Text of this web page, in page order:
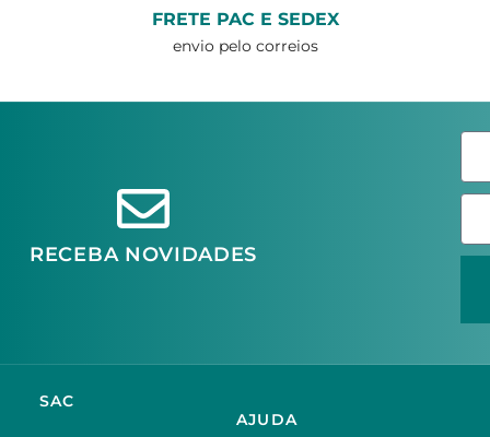
FRETE PAC E SEDEX
envio pelo correios
RECEBA NOVIDADES
SAC
AJUDA